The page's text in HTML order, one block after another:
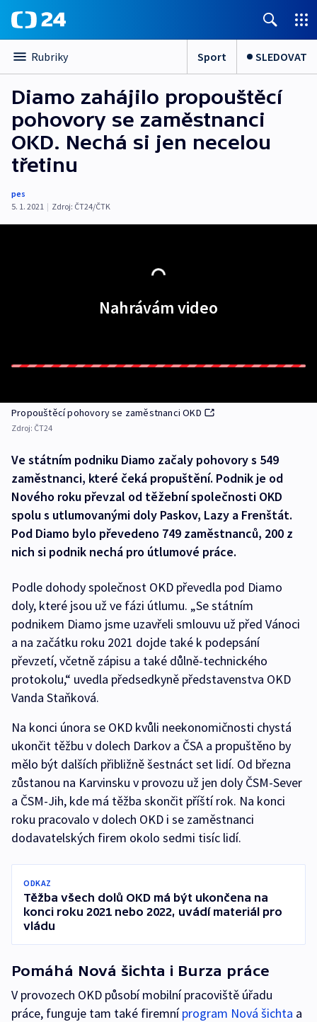
Rubriky Sport SLEDOVAT
Diamo zahájilo propouštěcí
pohovory se zaměstnanci
OKD. Nechá si jen necelou
třetinu
pes
5. 1. 2021 | Zdroj: ČT24/ČTK
Nahrávám video
Propouštěcí pohovory se zaměstnanci OKD
Zdroj: ČT24
Ve státním podniku Diamo začaly pohovory s 549
zaměstnanci, které čeká propuštění. Podnik je od
Nového roku převzal od těžební společnosti OKD
spolu s utlumovanými doly Paskov, Lazy a Frenštát.
Pod Diamo bylo převedeno 749 zaměstnanců, 200 z
nich si podnik nechá pro útlumové práce.
Podle dohody společnost OKD převedla pod Diamo
doly, které jsou už ve fázi útlumu. „Se státním
podnikem Diamo jsme uzavřeli smlouvu už před Vánoci
a na začátku roku 2021 dojde také k podepsání
převzetí, včetně zápisu a také důlně-technického
protokolu,“ uvedla předsedkyně představenstva OKD
Vanda Staňková.
Na konci února se OKD kvůli neekonomičnosti chystá
ukončit těžbu v dolech Darkov a ČSA a propuštěno by
mělo být dalších přibližně šestnáct set lidí. Od března
zůstanou na Karvinsku v provozu už jen doly ČSM-Sever
a ČSM-Jih, kde má těžba skončit příští rok. Na konci
roku pracovalo v dolech OKD i se zaměstnanci
dodavatelských firem okolo sedmi tisíc lidí.
ODKAZ
Těžba všech dolů OKD má být ukončena na
konci roku 2021 nebo 2022, uvádí materiál pro
vládu
Pomáhá Nová šichta i Burza práce
V provozech OKD působí mobilní pracoviště úřadu
práce, funguje tam také firemníprogram Nová šichta a